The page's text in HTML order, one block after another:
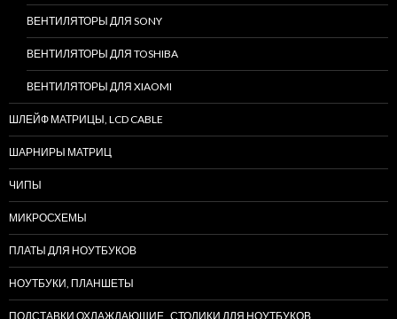
ВЕНТИЛЯТОРЫ ДЛЯ SONY
ВЕНТИЛЯТОРЫ ДЛЯ TOSHIBA
ВЕНТИЛЯТОРЫ ДЛЯ XIAOMI
ШЛЕЙФ МАТРИЦЫ, LCD CABLE
ШАРНИРЫ МАТРИЦ
ЧИПЫ
МИКРОСХЕМЫ
ПЛАТЫ ДЛЯ НОУТБУКОВ
НОУТБУКИ, ПЛАНШЕТЫ
ПОДСТАВКИ ОХЛАЖДАЮЩИЕ , СТОЛИКИ ДЛЯ НОУТБУКОВ